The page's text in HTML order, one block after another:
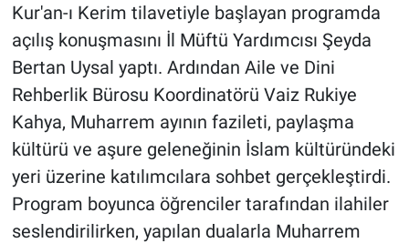
Kur'an-ı Kerim tilavetiyle başlayan programda
açılış konuşmasını İl Müftü Yardımcısı Şeyda
Bertan Uysal yaptı. Ardından Aile ve Dini
Rehberlik Bürosu Koordinatörü Vaiz Rukiye
Kahya, Muharrem ayının fazileti, paylaşma
kültürü ve aşure geleneğinin İslam kültüründeki
yeri üzerine katılımcılara sohbet gerçekleştirdi.
Program boyunca öğrenciler tarafından ilahiler
seslendirilirken, yapılan dualarla Muharrem